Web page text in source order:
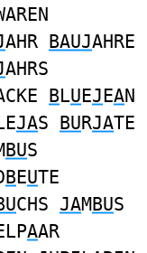
AHR BAUJAHRE
AHRS
BLUEJEAN
JAS BURJATE
BUS
BEUTE
CHS JAMBUS
AAR